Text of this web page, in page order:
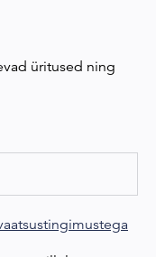
üritused ning